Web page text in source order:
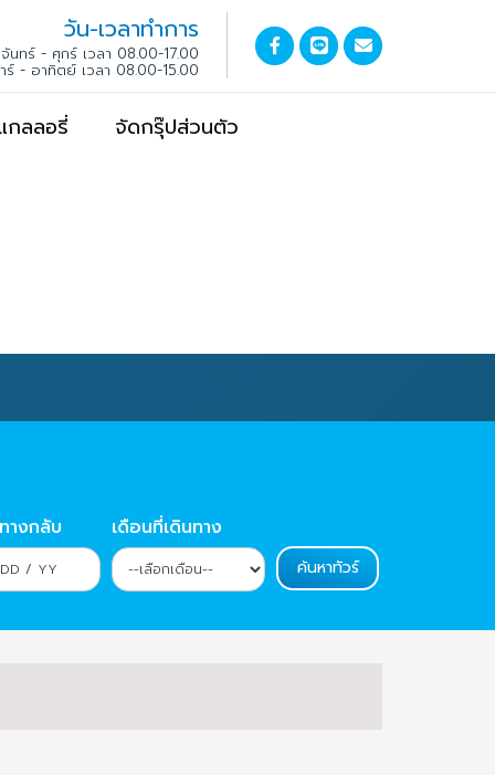
วัน-เวลาทำการ
จันทร์ - ศุกร์ เวลา 08.00-17.00
าร์ - อาทิตย์ เวลา 08.00-15.00
กลลอรี่ จัดกรุ๊ปส่วนตัว
างกลับ เดือนที่เดินทาง